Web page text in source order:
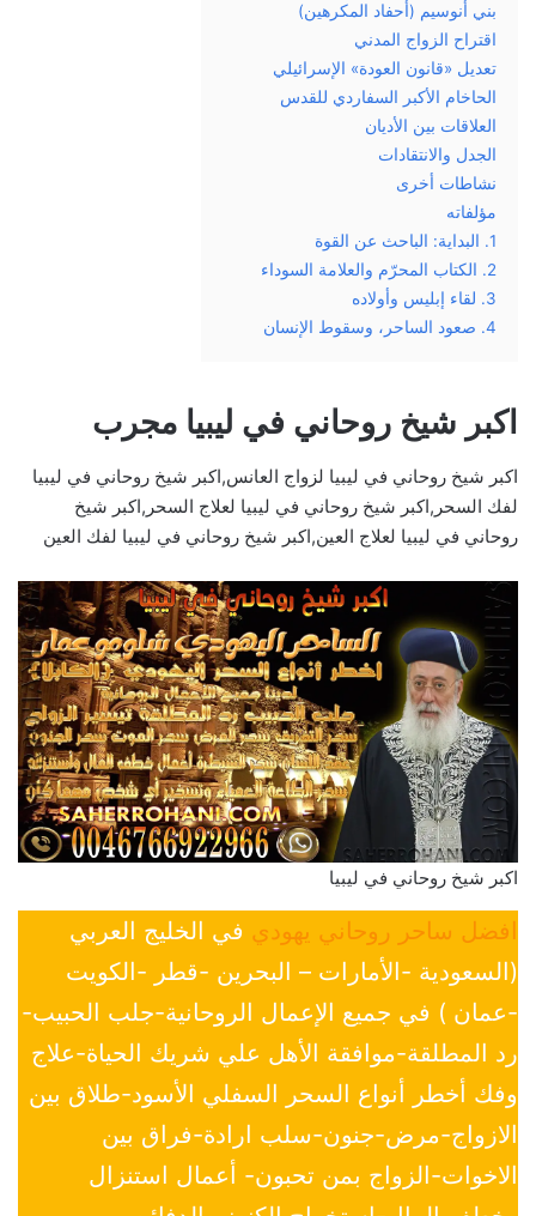
بني أنوسيم (أحفاد المكرهين)
اقتراح الزواج المدني
تعديل «قانون العودة» الإسرائيلي
الحاخام الأكبر السفاردي للقدس
العلاقات بين الأديان
الجدل والانتقادات
نشاطات أخرى
مؤلفاته
1. البداية: الباحث عن القوة
2. الكتاب المحرّم والعلامة السوداء
3. لقاء إبليس وأولاده
4. صعود الساحر، وسقوط الإنسان
اكبر شيخ روحاني في ليبيا مجرب
اكبر شيخ روحاني في ليبيا لزواج العانس,اكبر شيخ روحاني في ليبيا
لفك السحر,اكبر شيخ روحاني في ليبيا لعلاج السحر,اكبر شيخ
روحاني في ليبيا لعلاج العين,اكبر شيخ روحاني في ليبيا لفك العين
اكبر شيخ روحاني في ليبيا
افضل ساحر روحاني يهودي في الخليج العربي
(السعودية -الأمارات – البحرين -قطر -الكويت
-عمان ) في جميع الإعمال الروحانية-جلب الحبيب-
رد المطلقة-موافقة الأهل علي شريك الحياة-علاج
وفك أخطر أنواع السحر السفلي الأسود-طلاق بين
الازواج-مرض-جنون-سلب ارادة-فراق بين
الاخوات-الزواج بمن تحبون- أعمال استنزال